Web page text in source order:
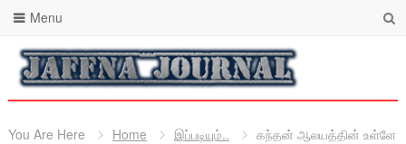
Menu
You Are Here Home இப்படியும்..
கந்தன் ஆலயத்தின் உள்ளே